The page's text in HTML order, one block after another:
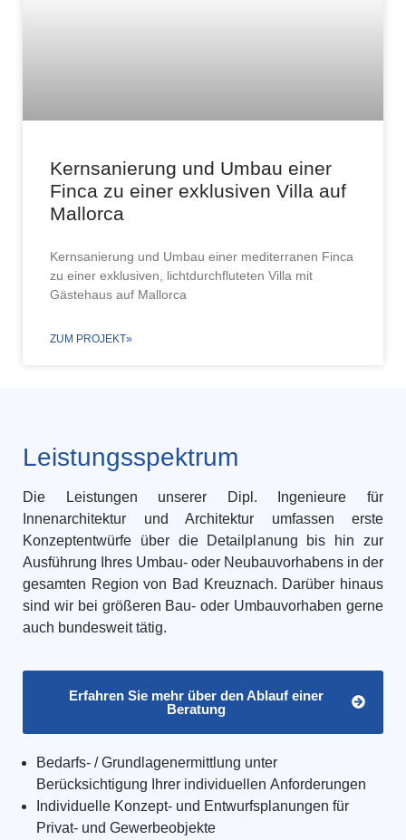
Kernsanierung und Umbau einer
Finca zu einer exklusiven Villa auf
Mallorca
Kernsanierung und Umbau einer mediterranen Finca
zu einer exklusiven, lichtdurchfluteten Villa mit
Gästehaus auf Mallorca
ZUM PROJEKT»
Leistungsspektrum
Die Leistungen unserer Dipl. Ingenieure für
Innenarchitektur und Architektur umfassen erste
Konzeptentwürfe über die Detailplanung bis hin zur
Ausführung Ihres Umbau- oder Neubauvorhabens in der
gesamten Region von Bad Kreuznach. Darüber hinaus
sind wir bei größeren Bau- oder Umbauvorhaben gerne
auch bundesweit tätig.
Erfahren Sie mehr über den Ablauf einer
Beratung
Bedarfs- / Grundlagenermittlung unter
Berücksichtigung Ihrer individuellen Anforderungen
Individuelle Konzept- und Entwurfsplanungen für
Privat- und Gewerbeobjekte